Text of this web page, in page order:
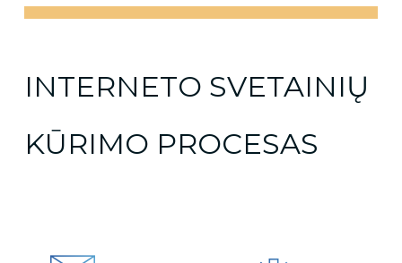
INTERNETO SVETAINIŲ
KŪRIMO PROCESAS